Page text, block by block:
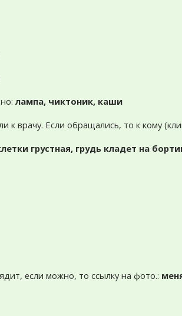
лампа, чиктоник, каши
к врачу. Если обращались, то к кому
грустная, грудь кладет на
если можно, то ссылку на фото.: